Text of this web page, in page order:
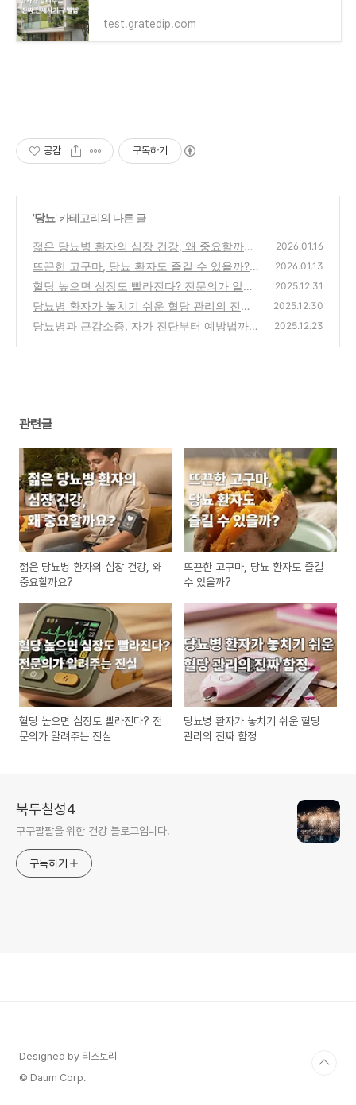
test.gratedip.com
공감 구독하기
'당뇨' 카테고리의 다른 글
젊은 당뇨병 환자의 심장 건강, 왜 중요할까
요?
(0)
2026.01.16
뜨끈한 고구마, 당뇨 환자도 즐길 수 있을까?
(0)
2026.01.13
혈당 높으면 심장도 빨라진다? 전문의가 알려
주는 진실
(0)
2025.12.31
당뇨병 환자가 놓치기 쉬운 혈당 관리의 진짜
함정
(0)
2025.12.30
당뇨병과 근감소증, 자가 진단부터 예방법까지 2025.12.23
관련글
젊은 당뇨병 환자의 심장 건강, 왜
중요할까요?
뜨끈한 고구마, 당뇨 환자도 즐길
수 있을까?
혈당 높으면 심장도 빨라진다? 전
문의가 알려주는 진실
당뇨병 환자가 놓치기 쉬운 혈당
관리의 진짜 함정
북두칠성4
구구팔팔을 위한 건강 블로그입니다.
구독하기
Designed by 티스토리
© Daum Corp.